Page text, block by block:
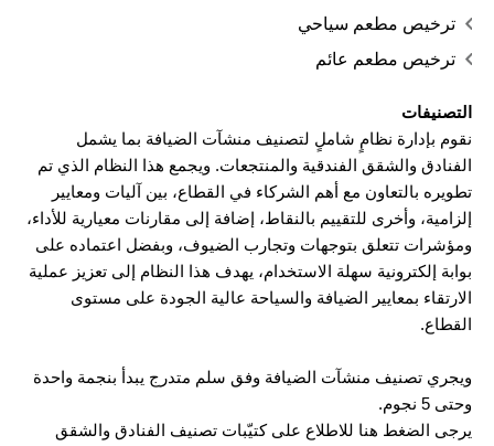
ترخيص مطعم سياحي
ترخيص مطعم عائم
التصنيفات
نقوم بإدارة نظامٍ شاملٍ لتصنيف منشآت الضيافة بما يشمل
الفنادق والشقق الفندقية والمنتجعات. ويجمع هذا النظام الذي تم
تطويره بالتعاون مع أهم الشركاء في القطاع، بين آليات ومعايير
إلزامية، وأخرى للتقييم بالنقاط، إضافة إلى مقارنات معيارية للأداء،
ومؤشرات تتعلق بتوجهات وتجارب الضيوف، وبفضل اعتماده على
بوابة إلكترونية سهلة الاستخدام، يهدف هذا النظام إلى تعزيز عملية
الارتقاء بمعايير الضيافة والسياحة عالية الجودة على مستوى
القطاع.
ويجري تصنيف منشآت الضيافة وفق سلم متدرج يبدأ بنجمة واحدة
وحتى 5 نجوم.
يرجى الضغط هنا للاطلاع على كتيّبات تصنيف الفنادق والشقق